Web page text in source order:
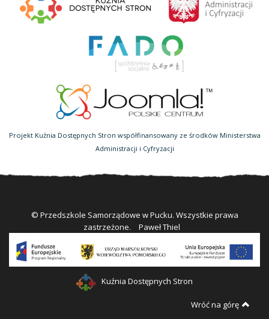
Projekt Kuźnia Dostępnych Stron współfinansowany ze środków Ministerstwa
Administracji i Cyfryzacji
© Przedszkole Samorządowe w Pucku. Wszystkie prawa
zastrzeżone.
Paweł Thiel
Kuźnia Dostępnych Stron
Wróć na górę